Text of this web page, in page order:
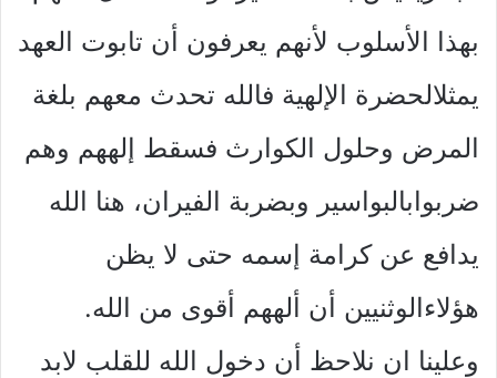
بهذا الأسلوب لأنهم يعرفون أن تابوت العهد
يمثلالحضرة الإلهية فالله تحدث معهم بلغة
المرض وحلول الكوارث فسقط إلههم وهم
ضربوابالبواسير وبضربة الفيران، هنا الله
يدافع عن كرامة إسمه حتى لا يظن
هؤلاءالوثنيين أن ألههم أقوى من الله.
وعلينا ان نلاحظ أن دخول الله للقلب لابد